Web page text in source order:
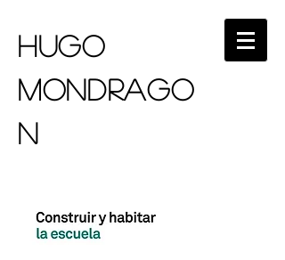
HUGO
MONDRAGO
N